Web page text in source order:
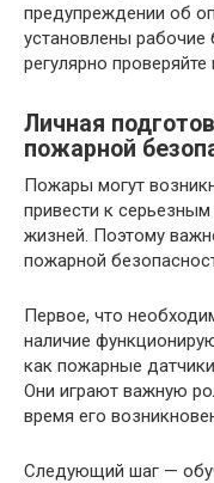
предупреждении об
установлены рабочие
регулярно
Личная
пожарной
Пожары могут
привести к
жизней. Поэтому
пожарной
Первое, что
наличие
как пожарные
Они играют важную
время его
Следующий шаг —